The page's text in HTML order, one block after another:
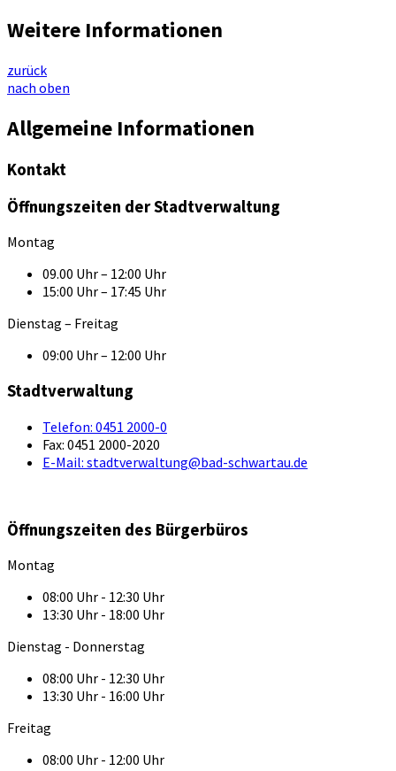
Weitere Informationen
zurück
nach oben
Allgemeine Informationen
Kontakt
Öffnungszeiten der Stadtverwaltung
Montag
09.00 Uhr – 12:00 Uhr
15:00 Uhr – 17:45 Uhr
Dienstag – Freitag
09:00 Uhr – 12:00 Uhr
Stadtverwaltung
Telefon: 0451 2000-0
Fax: 0451 2000-2020
E-Mail: stadtverwaltung@bad-schwartau.de
Öffnungszeiten des Bürgerbüros
Montag
08:00 Uhr - 12:30 Uhr
13:30 Uhr - 18:00 Uhr
Dienstag - Donnerstag
08:00 Uhr - 12:30 Uhr
13:30 Uhr - 16:00 Uhr
Freitag
08:00 Uhr - 12:00 Uhr